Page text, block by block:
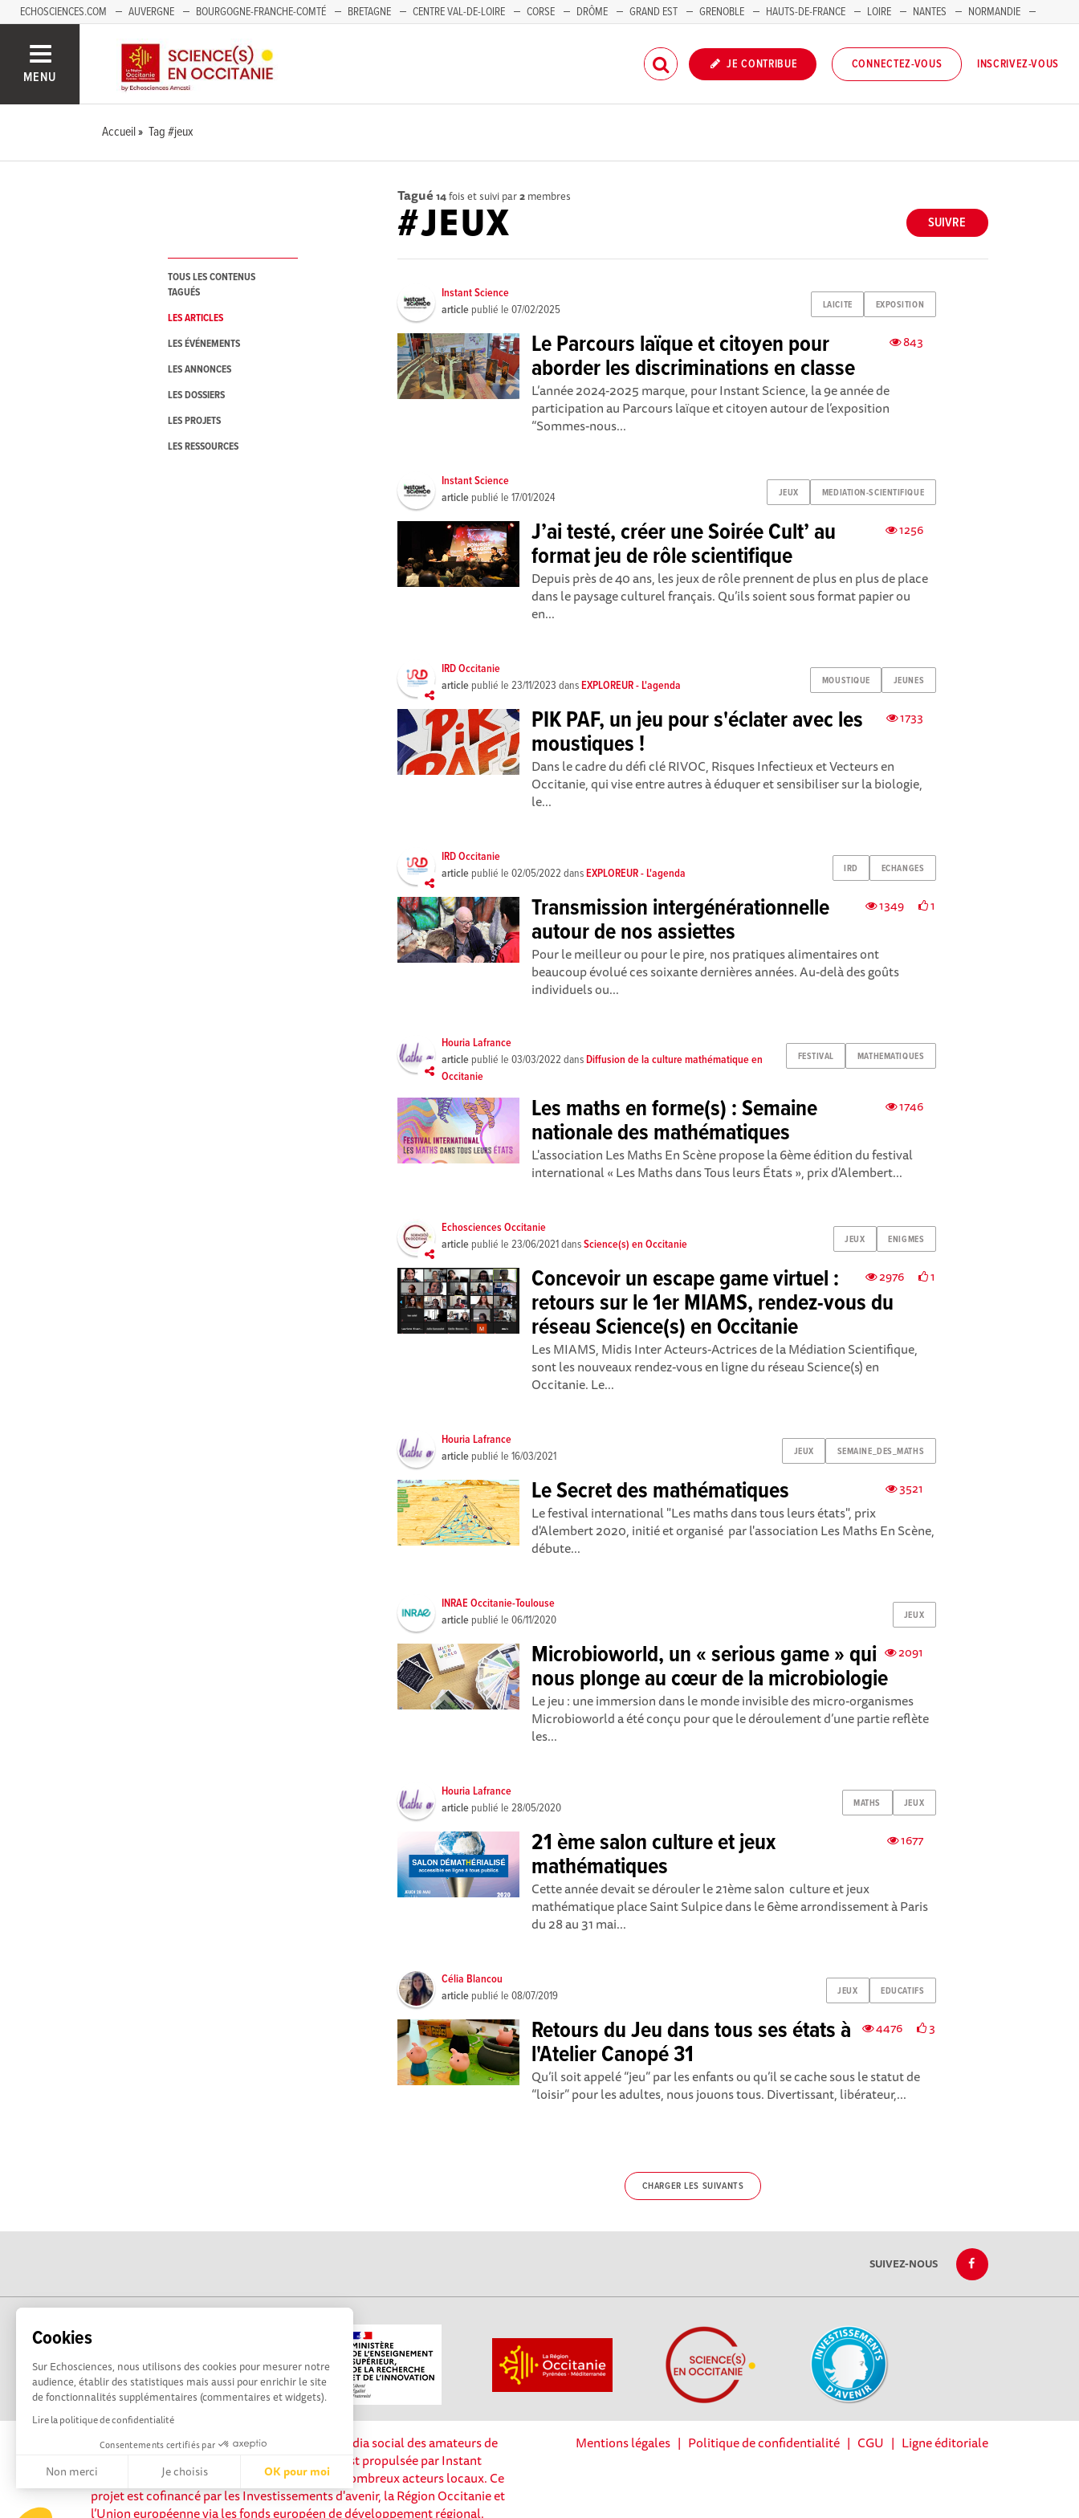
Cookies
Sur Echosciences, nous utilisons des cookies pour mesurer notre
audience, établir des statistiques mais aussi pour enrichir le site
de fonctionnalités supplémentaires (commentaires et widgets).
Lire la politique de confidentialité
Consentements certifiés par
Non merci Je choisis OK pour moi
Axeptio consent
Plateforme de Gestion du Consentement : Personnalisez vos Options
ECHOSCIENCES.COM AUVERGNE BOURGOGNE-FRANCHE-COMTÉ BRETAGNE CENTRE VAL-DE-LOIRE CORSE DRÔME GRAND EST GRENOBLE HAUTS-DE-FRANCE LOIRE NANTES
NORMANDIE
MENU
JE CONTRIBUE CONNECTEZ-VOUS INSCRIVEZ-VOUS
Accueil Tag #jeux
TOUS LES CONTENUS
TAGUÉS
LES ARTICLES
LES ÉVÉNEMENTS
LES ANNONCES
LES DOSSIERS
LES PROJETS
LES RESSOURCES
Tagué 14fois et suivi par2 membres
SUIVRE
#JEUX
LAICITE EXPOSITION
Instant Science
article publié le07/02/2025
843
Le Parcours laïque et citoyen pour
aborder les discriminations en classe
L’année 2024-2025 marque, pour Instant Science, la 9e année de
participation au Parcours laïque et citoyen autour de l’exposition
“Sommes-nous...
JEUX MEDIATION-SCIENTIFIQUE
Instant Science
article publié le17/01/2024
1256
J’ai testé, créer une Soirée Cult’ au
format jeu de rôle scientifique
Depuis près de 40 ans, les jeux de rôle prennent de plus en plus de place
dans le paysage culturel français. Qu’ils soient sous format papier ou
en...
MOUSTIQUE JEUNES
IRD Occitanie
article publié le23/11/2023 dansEXPLOREUR - L'agenda
1733
PIK PAF, un jeu pour s'éclater avec les
moustiques !
Dans le cadre du défi clé RIVOC, Risques Infectieux et Vecteurs en
Occitanie, qui vise entre autres à éduquer et sensibiliser sur la biologie,
le...
IRD ECHANGES
IRD Occitanie
article publié le02/05/2022 dansEXPLOREUR - L'agenda
1349 1
Transmission intergénérationnelle
autour de nos assiettes
Pour le meilleur ou pour le pire, nos pratiques alimentaires ont
beaucoup évolué ces soixante dernières années. Au-delà des goûts
individuels ou...
FESTIVAL MATHEMATIQUES
Houria Lafrance
article publié le03/03/2022 dansDiffusion de la culture mathématique en
Occitanie
1746
Les maths en forme(s) : Semaine
nationale des mathématiques
L'association Les Maths En Scène propose la 6ème édition du festival
international « Les Maths dans Tous leurs États », prix d'Alembert...
JEUX ENIGMES
Echosciences Occitanie
article publié le23/06/2021dansScience(s) en Occitanie
2976 1
Concevoir un escape game virtuel :
retours sur le 1er MIAMS, rendez-vous du
réseau Science(s) en Occitanie
Les MIAMS, Midis Inter Acteurs-Actrices de la Médiation Scientifique,
sont les nouveaux rendez-vous en ligne du réseau Science(s) en
Occitanie. Le...
JEUX SEMAINE_DES_MATHS
Houria Lafrance
article publié le16/03/2021
3521
Le Secret des mathématiques
Le festival international "Les maths dans tous leurs états", prix
d'Alembert 2020, initié et organisé par l'association Les Maths En Scène,
débute...
JEUX
INRAE Occitanie-Toulouse
article publié le06/11/2020
2091
Microbioworld, un « serious game » qui
nous plonge au cœur de la microbiologie
Le jeu : une immersion dans le monde invisible des micro-organismes
Microbioworld a été conçu pour que le déroulement d’une partie reflète
les...
MATHS JEUX
Houria Lafrance
article publié le28/05/2020
1677
21 ème salon culture et jeux
mathématiques
Cette année devait se dérouler le 21ème salon culture et jeux
mathématique place Saint Sulpice dans le 6ème arrondissement à Paris
du 28 au 31 mai...
JEUX EDUCATIFS
Célia Blancou
article publié le08/07/2019
4476 3
Retours du Jeu dans tous ses états à
l'Atelier Canopé 31
Qu’il soit appelé “jeu” par les enfants ou qu’il se cache sous le statut de
“loisir” pour les adultes, nous jouons tous. Divertissant, libérateur,...
CHARGER LES SUIVANTS
SUIVEZ-NOUS
La plateforme Science(s) en Occitanie est le média social des amateurs de
sciences et de technologies du territoire. Elle est propulsée par Instant
Science, avec la participation et le soutien de nombreux acteurs locaux. Ce
projet est cofinancé par les Investissements d'avenir, la Région Occitanie et
l’Union européenne via les fonds européen de développement régional.
Mentions légales| Politique de confidentialité| CGU | Ligne éditoriale